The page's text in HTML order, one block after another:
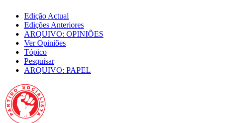
Edição Actual
Edições Anteriores
ARQUIVO: OPINIÕES
Ver Opiniões
Tópico
Pesquisar
ARQUIVO: PAPEL